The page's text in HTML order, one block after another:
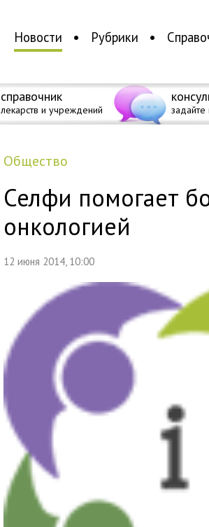
Новости Рубрики
справочник
лекарств и учреждений
общество
Селфи помогает
онкологией
12 июня 2014, 10:00